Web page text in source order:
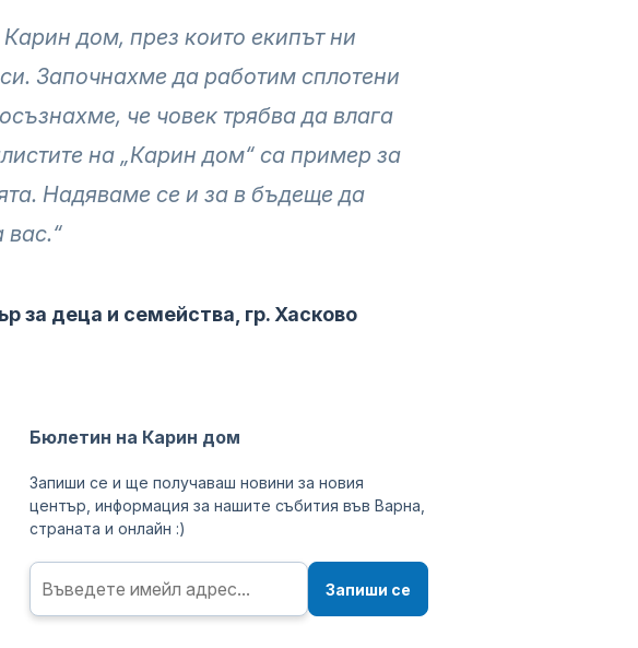
дом, през които екипът ни
Започнахме да работим сплотени
че човек трябва да влага
на „Карин дом“ са пример за
Надяваме се и за в бъдеще да
за деца и семейства, гр. Хасково
Бюлетин на Карин дом
Запиши се и ще получаваш новини за новия
център, информация за нашите събития във Варна,
страната и онлайн :)
Запиши се